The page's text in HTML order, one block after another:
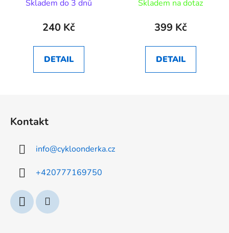
Skladem do 3 dnů
240 Kč
DETAIL
Skladem na dotaz
399 Kč
DETAIL
Kontakt
info@cykloonderka.cz
+420777169750